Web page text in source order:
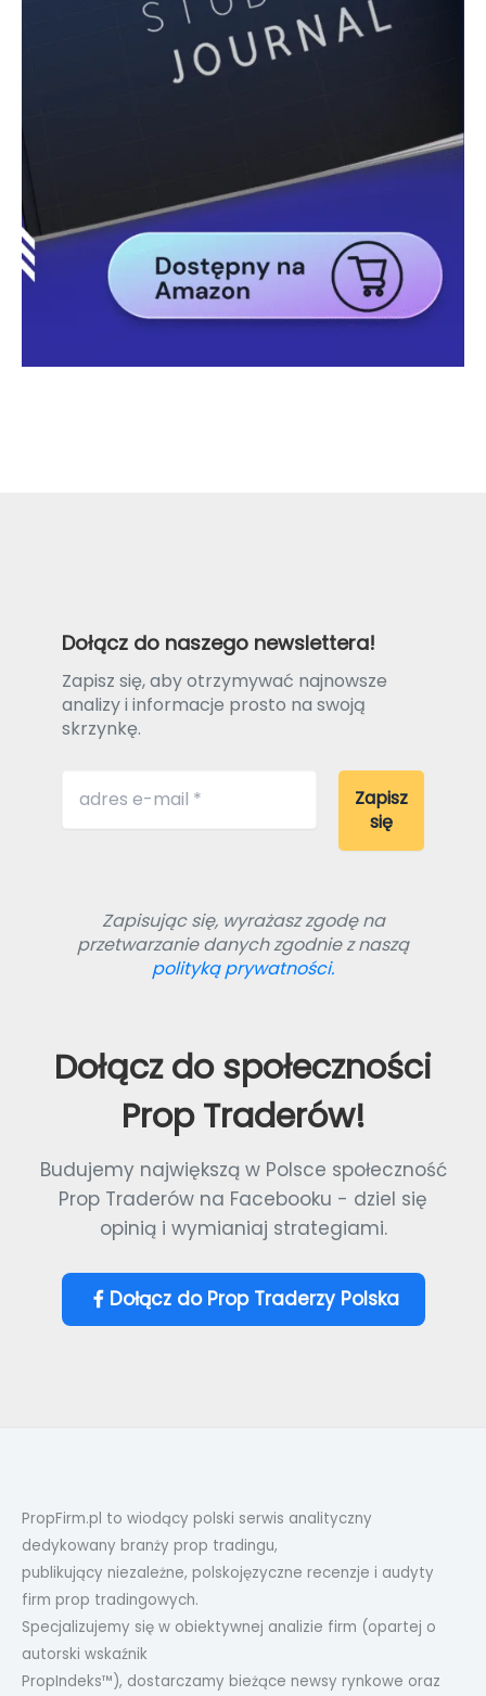
Dołącz do naszego newslettera!
Zapisz się, aby otrzymywać najnowsze
analizy i informacje prosto na swoją
skrzynkę.
Zapisując się, wyrażasz zgodę na
przetwarzanie danych zgodnie z naszą
polityką prywatności.
Dołącz do społeczności
Prop Traderów!
Budujemy największą w Polsce społeczność
Prop Traderów na Facebooku - dziel się
opinią i wymianiaj strategiami.
Dołącz do Prop Traderzy Polska
PropFirm.pl to wiodący polski serwis analityczny
dedykowany branży prop tradingu,
publikujący niezależne, polskojęzyczne recenzje i audyty
firm prop tradingowych.
Specjalizujemy się w obiektywnej analizie firm (opartej o
autorski wskaźnik
PropIndeks™), dostarczamy bieżące newsy rynkowe oraz